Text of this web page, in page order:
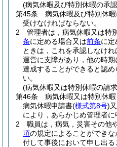
(病気休暇及び特別休暇の承
第45条
病気休暇及び特別休
受けなければならない。
2
管理者は，病気休暇又は特
条に定める場合又は前条に定
ときは，これを承認しなけれ
運営に支障があり，他の時
達成することができると認
い。
(病気休暇又は特別休暇の請
第46条
病気休暇又は特別休
病気休暇申請書(様式第8号)
により，あらかじめ管理者に
2
職員は，病気，災害その他
項の規定によることができ
付して事後において申し出る